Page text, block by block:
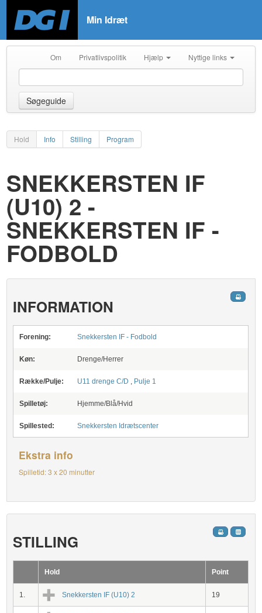
Min Idræt
Om Privatlivspolitik Hjælp Nyttige links
Søgeguide
Hold Info Stilling Program
SNEKKERSTEN IF
(U10) 2 -
SNEKKERSTEN IF -
FODBOLD
INFORMATION
Forening: Snekkersten IF - Fodbold
Køn: Drenge/Herrer
Række/Pulje: U11 drenge C/D , Pulje 1
Spilletøj: Hjemme/Blå/Hvid
Spillested: Snekkersten Idrætscenter
Ekstra info
Spilletid: 3 x 20 minutter
STILLING
Hold Point
1. Snekkersten IF (U10) 2 19